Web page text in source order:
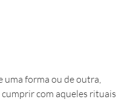
uma forma ou de outra,
com aqueles rituais